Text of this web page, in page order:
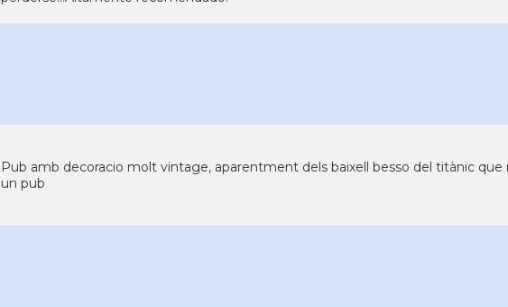
Pub amb decoracio molt vintage, aparentment dels baixell besso del titànic que
un pub